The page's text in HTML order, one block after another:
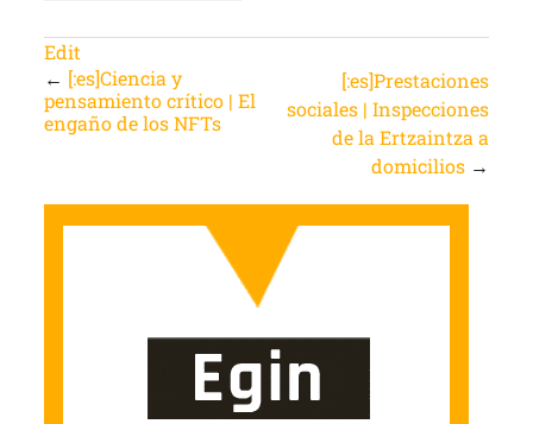
Edit
← [:es]Ciencia y
pensamiento crítico | El
engaño de los NFTs
[:es]Prestaciones
sociales | Inspecciones
de la Ertzaintza a
domicilios →